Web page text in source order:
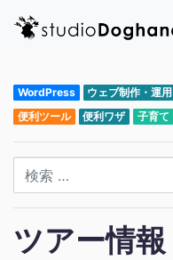
WordPress ウェブ制作・運用
便利ツール
便利ワザ 子育て
検索
ツアー情